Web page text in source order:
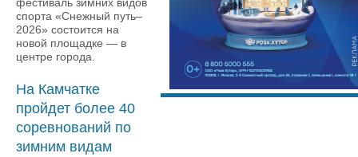
спорта «Снежный путь–
2026» состоится на
новой площадке — в
центре города.
На Камчатке
пройдет более 40
соревнований по
зимним видам